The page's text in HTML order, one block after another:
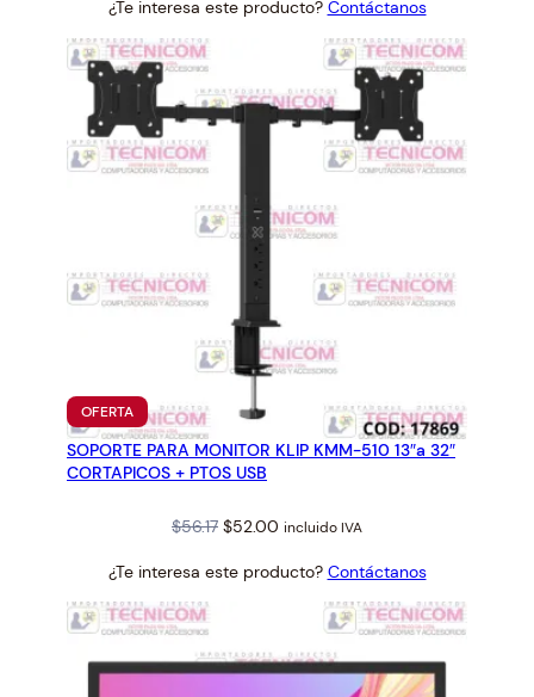
was:
is:
$145.00.
¿Te interesa este producto? Contáctanos
OFERTAPRODUCTO
EN
OFERTA
SOPORTE PARA MONITOR KLIP KMM-510 13″a 32″
CORTAPICOS + PTOS USB
$56.17 Original
was:
$52.00 Current
is:
$52.00.
incluido IVA
¿Te interesa este producto? Contáctanos